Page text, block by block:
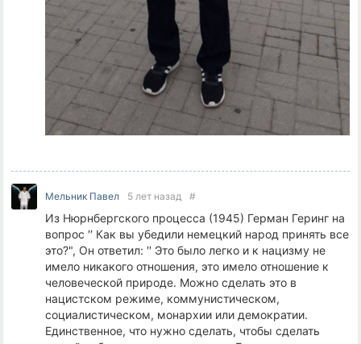
Мельник Павел 5 лет назад #
Из Нюрнбергского процесса (1945) Герман Геринг на
вопрос ′′ Как вы убедили немецкий народ принять все
это?", Он ответил: ′′ Это было легко и к нацизму не
имело никакого отношения, это имело отношение к
человеческой природе. Можно сделать это в
нацистском режиме, коммунистическом,
социалистическом, монархии или демократии.
Единственное, что нужно сделать, чтобы сделать